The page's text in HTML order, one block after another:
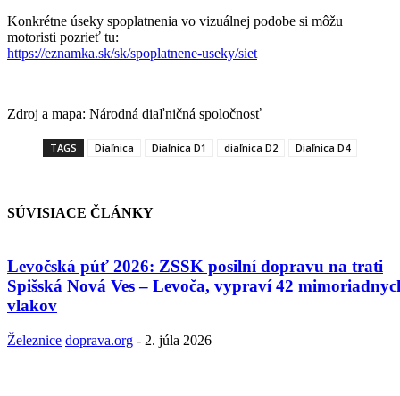
Konkrétne úseky spoplatnenia vo vizuálnej podobe si môžu
motoristi pozrieť tu:
https://eznamka.sk/sk/spoplatnene-useky/siet
Zdroj a mapa: Národná diaľničná spoločnosť
TAGS Diaľnica Diaľnica D1 diaľnica D2 Diaľnica D4
SÚVISIACE ČLÁNKY
Levočská púť 2026: ZSSK posilní dopravu na trati
Spišská Nová Ves – Levoča, vypraví 42
vlakov
Železnice doprava.org - 2. júla 2026